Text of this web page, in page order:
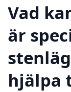
Vad
är
hjälpa